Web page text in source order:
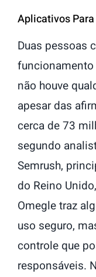
Aplicativos
Duas pessoas
não houve
apesar das
cerca de 73
segundo
Semrush,
do Reino
Omegle traz
uso seguro,
controle que
responsáveis.